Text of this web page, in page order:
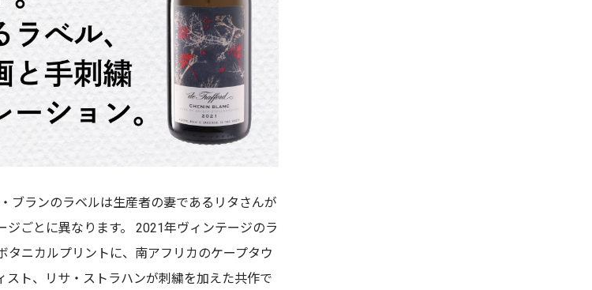
ブランのラベルは生産者の妻であるリタさんが
ジごとに異なります。 2021年ヴィンテージのラ
タニカルプリントに、南アフリカのケープタウ
スト、リサ・ストラハンが刺繍を加えた共作で